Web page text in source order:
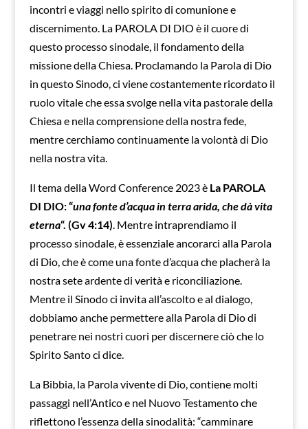
incontri e viaggi nello spirito di comunione e
discernimento. La PAROLA DI DIO è il cuore di
questo processo sinodale, il fondamento della
missione della Chiesa. Proclamando la Parola di Dio
in questo Sinodo, ci viene costantemente ricordato il
ruolo vitale che essa svolge nella vita pastorale della
Chiesa e nella comprensione della nostra fede,
mentre cerchiamo continuamente la volontà di Dio
nella nostra vita.
Il tema della Word Conference 2023 è La PAROLA
DI DIO: “una fonte d’acqua in terra arida, che dà vita
eterna“. (Gv 4:14). Mentre intraprendiamo il
processo sinodale, è essenziale ancorarci alla Parola
di Dio, che è come una fonte d’acqua che placherà la
nostra sete ardente di verità e riconciliazione.
Mentre il Sinodo ci invita all’ascolto e al dialogo,
dobbiamo anche permettere alla Parola di Dio di
penetrare nei nostri cuori per discernere ciò che lo
Spirito Santo ci dice.
La Bibbia, la Parola vivente di Dio, contiene molti
passaggi nell’Antico e nel Nuovo Testamento che
riflettono l’essenza della sinodalità: “camminare